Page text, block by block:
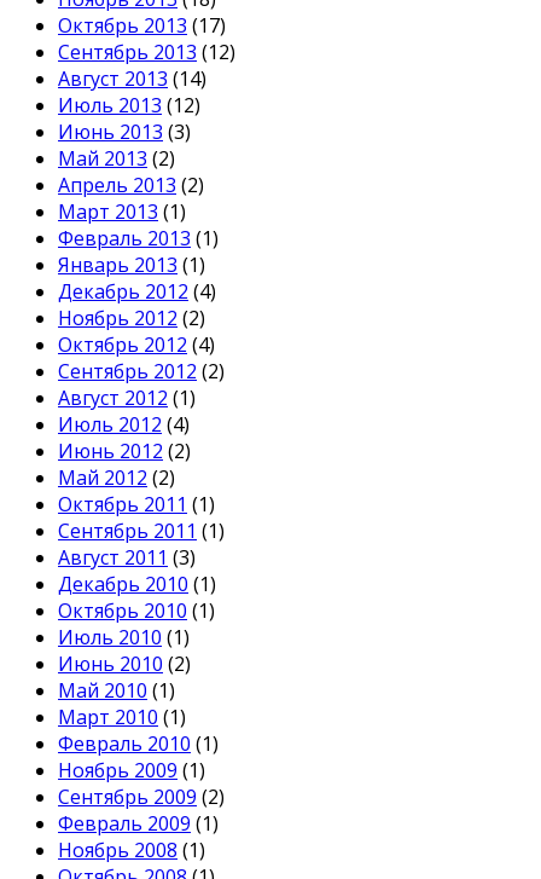
Октябрь 2013 (17)
Сентябрь 2013 (12)
Август 2013 (14)
Июль 2013 (12)
Июнь 2013 (3)
Май 2013 (2)
Апрель 2013 (2)
Март 2013 (1)
Февраль 2013 (1)
Январь 2013 (1)
Декабрь 2012 (4)
Ноябрь 2012 (2)
Октябрь 2012 (4)
Сентябрь 2012 (2)
Август 2012 (1)
Июль 2012 (4)
Июнь 2012 (2)
Май 2012 (2)
Октябрь 2011 (1)
Сентябрь 2011 (1)
Август 2011 (3)
Декабрь 2010 (1)
Октябрь 2010 (1)
Июль 2010 (1)
Июнь 2010 (2)
Май 2010 (1)
Март 2010 (1)
Февраль 2010 (1)
Ноябрь 2009 (1)
Сентябрь 2009 (2)
Февраль 2009 (1)
Ноябрь 2008 (1)